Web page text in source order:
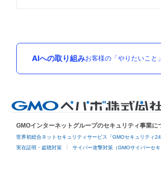
AIへの取り組みお客様の「やりたいこと
GMOインターネットグループのセキュリティ事業に
世界初総合ネットセキュリティサービス「GMOセキュリティ24
実在証明・盗聴対策 サイバー攻撃対策（GMOサイバーセキ